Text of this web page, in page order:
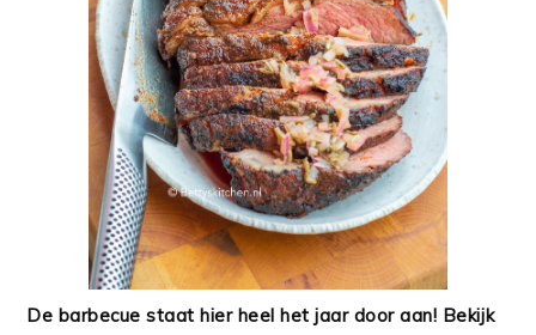
De barbecue staat hier heel het jaar door aan! Bekijk